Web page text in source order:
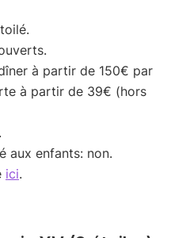
à partir de 150€ par
à partir de 39€ (hors
aux enfants: non.
ici.